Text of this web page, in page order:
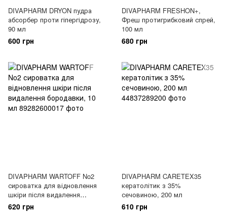
DIVAPHARM DRYON пудра
абсорбер проти гіпергідрозу,
90 мл
600 грн
DIVAPHARM FRESHON+,
Фреш протигрибковий спрей,
100 мл
680 грн
DIVAPHARM WARTOFF No2
сироватка для відновлення
шкіри після видалення
бородавки, 10 мл
620 грн
DIVAPHARM CARETEX35
кератолітик з 35%
сечовиною, 200 мл
610 грн